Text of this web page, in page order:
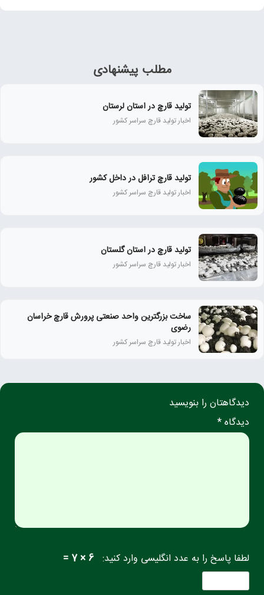
مطلب پیشنهادی
تولید قارچ در استان لرستان
اخبار تولید قارچ سراسر کشور
تولید قارچ ترافل در داخل کشور
اخبار تولید قارچ سراسر کشور
تولید قارچ در استان گلستان
اخبار تولید قارچ سراسر کشور
ساخت بزرگترین واحد صنعتی پرورش قارچ خراسان
رضوی
اخبار تولید قارچ سراسر کشور
دیدگاهتان را بنویسید
دیدگاه *
لطفا پاسخ را به عدد انگلیسی وارد کنید: 6 × 7 =